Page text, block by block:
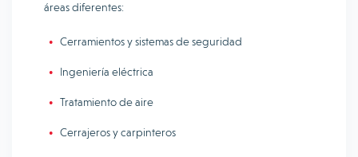
áreas diferentes:
Cerramientos y sistemas de seguridad
Ingeniería eléctrica
Tratamiento de aire
Cerrajeros y carpinteros